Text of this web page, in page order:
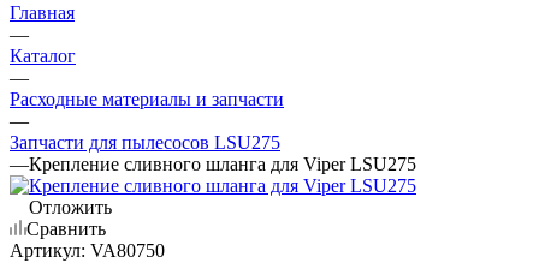
Главная
—
Каталог
—
Расходные материалы и запчасти
—
Запчасти для пылесосов LSU275
—Крепление сливного шланга для Viper LSU275
Отложить
Сравнить
Артикул: VA80750